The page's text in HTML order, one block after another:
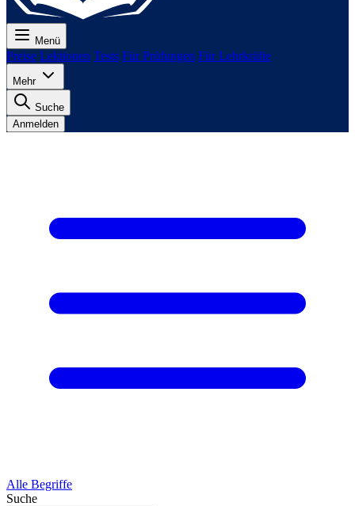
Menü
Preise Lektionen Tests Für Prüfungen Für Lehrkräfte
Mehr
Suche
Anmelden
Alle Begriffe
Suche